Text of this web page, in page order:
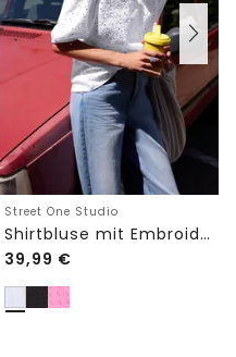
Street One Studio
Shirtbluse mit Embroidery-Front
39,99 €